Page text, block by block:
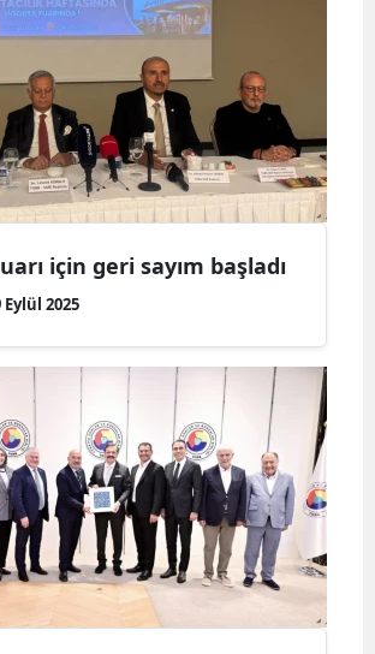
için geri sayım başladı
Eylül 2025